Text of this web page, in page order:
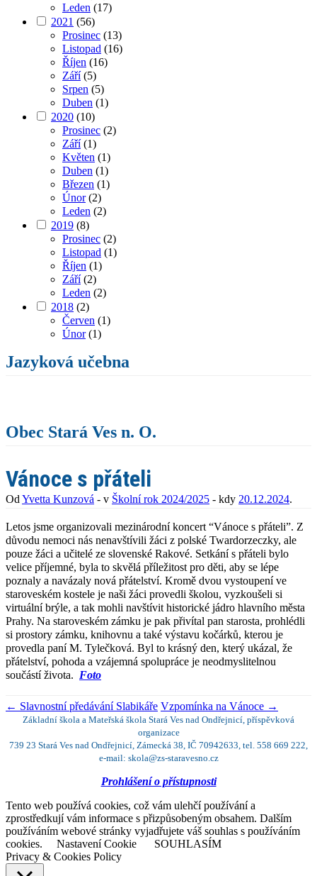
Leden (17)
2021 (56)
Prosinec (13)
Listopad (16)
Říjen (16)
Září(5)
Srpen (5)
Duben (1)
2020 (10)
Prosinec (2)
Září(1)
Květen (1)
Duben (1)
Březen (1)
Únor(2)
Leden (2)
2019 (8)
Prosinec (2)
Listopad (1)
Říjen (1)
Září(2)
Leden (2)
2018 (2)
Červen (1)
Únor(1)
Jazyková učebna
Obec Stará Ves n. O.
Vánoce s přáteli
Od Yvetta Kunzová - v Školní rok 2024/2025 - kdy 20.12.2024.
Letos jsme organizovali mezinárodní koncert “Vánoce s přáteli”. Z
důvodu nemoci nás nenavštívili žáci z polské Twardorzeczky, ale
pouze žáci a učitelé ze slovenské Rakové. Setkání s přáteli bylo
velice příjemné, byla to skvělá příležitost pro děti, aby se lépe
poznaly a navázaly nová přátelství. Kromě dvou vystoupení ve
staroveském kostele je naši žáci provedli školou, vyzkoušeli si
virtuální brýle, a tak mohli navštívit historické jádro hlavního města
Prahy. Na staroveském zámku je pak přivítal pan starosta, prohlédli
si prostory zámku, knihovnu a také výstavu kočárků, kterou je
provedla paní M. Tylečková. Byl to krásný den, který ukázal, že
přátelství, pohoda a vzájemná spolupráce je neodmyslitelnou
součástí života. Foto
← Slavnostní předávání Slabikáře Vzpomínka na Vánoce →
Základní škola a Mateřská škola Stará Ves nad Ondřejnicí, příspěvková
organizace
739 23 Stará Ves nad Ondřejnicí, Zámecká 38, IČ 70942633, tel. 558 669 222,
e-mail: skola@zs-staravesno.cz
Prohlášení o přístupnosti
Tento web používá cookies, což vám ulehčí používání a
zprostředkují vám informace s přizpůsobeným obsahem. Dalším
používáním webové stránky vyjadřujete váš souhlas s používáním
cookies.
Nastavení Cookie
SOUHLASÍM
Privacy & Cookies Policy